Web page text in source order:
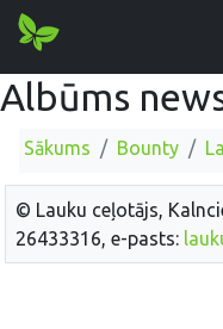
Albūms
Sākums Bounty
© Lauku ceļotājs,
26433316, e-pasts: